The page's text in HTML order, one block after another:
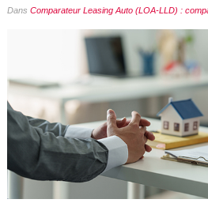
Dans Comparateur Leasing Auto (LOA-LLD) :